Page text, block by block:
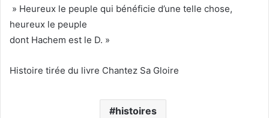
» Heureux le peuple qui bénéficie d’une telle chose,
heureux le peuple
dont Hachem est le D. »
Histoire tirée du livre Chantez Sa Gloire
histoires